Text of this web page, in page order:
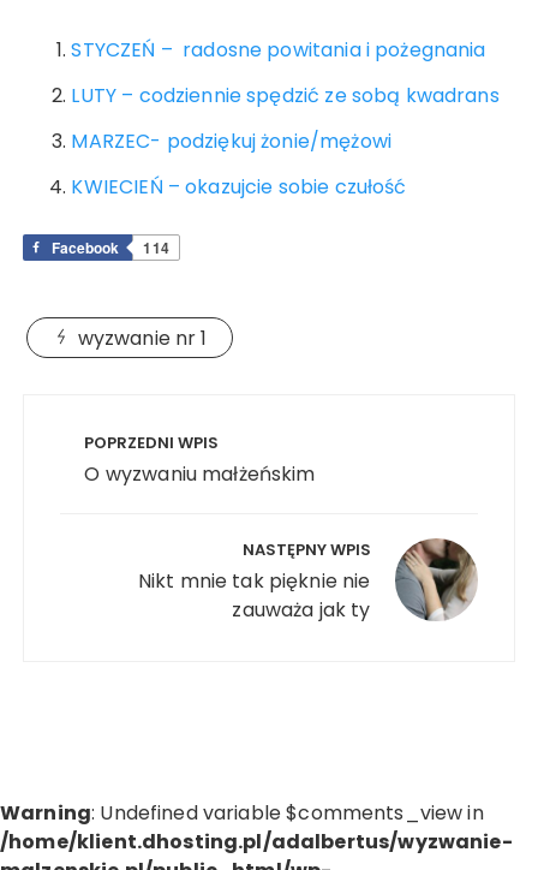
STYCZEŃ – radosne powitania i pożegnania
LUTY – codziennie spędzić ze sobą kwadrans
MARZEC- podziękuj żonie/mężowi
KWIECIEŃ – okazujcie sobie czułość
Facebook 114
wyzwanie nr 1
wpisuPOPRZEDNI WPIS
O wyzwaniu małżeńskim
NASTĘPNY WPIS
Nikt mnie tak pięknie nie
zauważa jak ty
Warning: Undefined variable $comments_view in
/home/klient.dhosting.pl/adalbertus/wyzwanie-